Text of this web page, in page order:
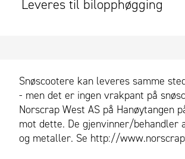
Leveres til bilopphøgging
Snøscootere kan leveres samme
- men det er ingen vrakpant på
Norscrap West AS på Hanøytangen
mot dette. De gjenvinner/behandler
og metaller. Se http://